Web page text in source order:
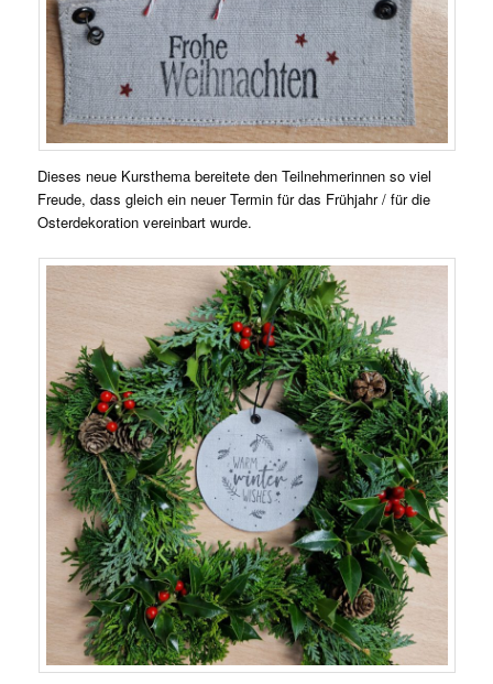
Dieses neue Kursthema bereitete den Teilnehmerinnen so viel
Freude, dass gleich ein neuer Termin für das Frühjahr / für die
Osterdekoration vereinbart wurde.